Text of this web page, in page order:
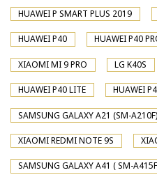
HUAWEI P SMART PLUS 2019
HUAWEI P40 HUAWEI P40
XIAOMI MI 9 PRO LG K40S
HUAWEI P40 LITE HUAWEI
SAMSUNG GALAXY A21 (SM-A210F)
XIAOMI REDMI NOTE 9S
SAMSUNG GALAXY A41 ( SM-